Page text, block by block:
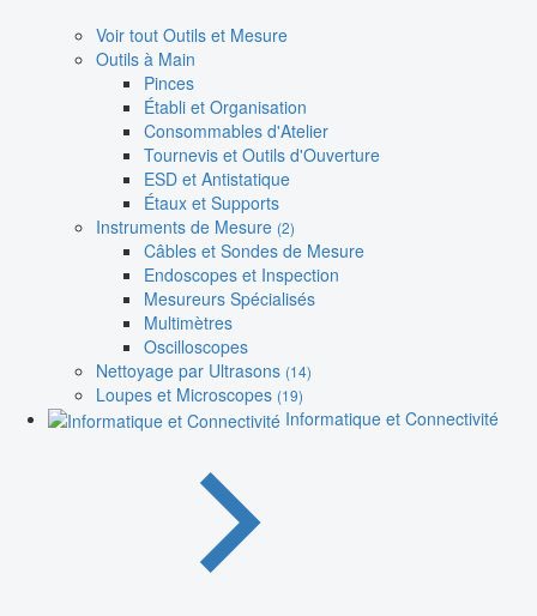
Voir tout Outils et Mesure
Outils à Main
Pinces
Établi et Organisation
Consommables d'Atelier
Tournevis et Outils d'Ouverture
ESD et Antistatique
Étaux et Supports
Instruments de Mesure (2)
Câbles et Sondes de Mesure
Endoscopes et Inspection
Mesureurs Spécialisés
Multimètres
Oscilloscopes
Nettoyage par Ultrasons (14)
Loupes et Microscopes (19)
Informatique et Connectivité